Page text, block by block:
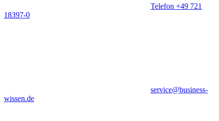
Telefon +49 721
18397-0
service@business-
wissen.de